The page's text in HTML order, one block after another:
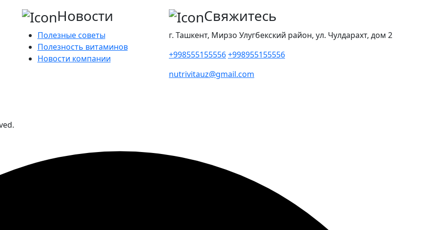
Новости
Полезные советы
Полезность витаминов
Новости компании
Свяжитесь
г. Ташкент, Мирзо Улугбекский район, ул. Чулдарахт, дом 2
+998555155556+998955155556
nutrivitauz@gmail.com